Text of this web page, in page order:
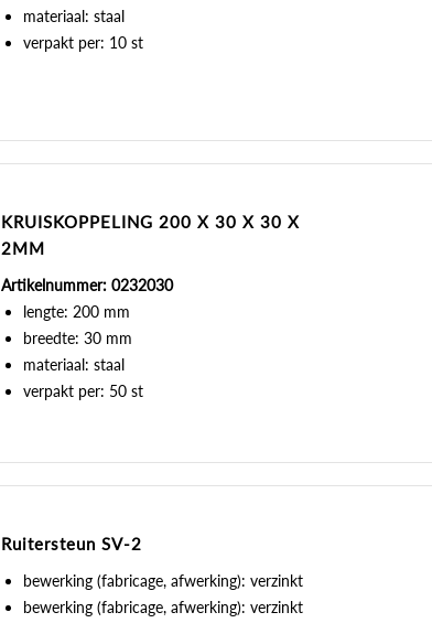
materiaal: staal
verpakt per: 10 st
KRUISKOPPELING 200 X 30 X 30 X
2MM
Artikelnummer: 0232030
lengte: 200 mm
breedte: 30 mm
materiaal: staal
verpakt per: 50 st
Ruitersteun SV-2
bewerking (fabricage, afwerking): verzinkt
bewerking (fabricage, afwerking): verzinkt